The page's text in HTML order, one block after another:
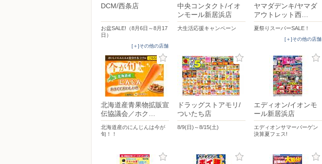
DCM/西条店
お盆SALE!（8月6日～8月17
日）
[＋]その他の店舗
中央コンタクト/イオ
ンモール新居浜店
大生活応援キャンペーン
ヤマダデンキ/ヤマダ
アウトレット西…
夏祭りスーパーSALE！
[＋]その他の店舗
北海道産青果物拡販宣
伝協議会／ホク…
北海道産のにんじんは今が
旬！！
ドラッグストアモリ/
ついたち店
8/9(日)～8/15(土)
エディオン/イオンモ
ール新居浜店
エディオンサマーバーゲン
決算夏フェス!